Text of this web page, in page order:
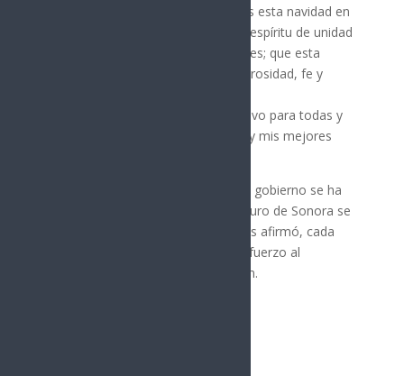
tierra de oportunidades. Celebremos esta navidad en
nuestros hogares en familia, con el espíritu de unidad
que caracteriza a las y los sonorenses; que esta
temporada nos llene de amor, generosidad, fe y
Feliz navidad y un próspero año nuevo para todas y
todos. Les envío un sincero abrazo y mis mejores
Señaló que en equipo, ciudadanos y gobierno se ha
avanzado mucho y el presente y futuro de Sonora se
visiona cada vez más próspero, pues afirmó, cada
familia sonorense ha sumado su esfuerzo al
fortalecimiento de la transformación.